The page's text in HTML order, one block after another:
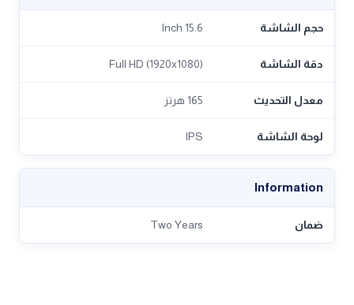
حجم الشاشة 15.6 Inch
دقة الشاشة Full HD (1920x1080)
معدل التحديث 165 هرتز
لوحة الشاشة IPS
Information
ضمان Two Years